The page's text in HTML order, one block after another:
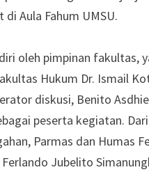
Aula Fahum UMSU.
oleh pimpinan fakultas,
Hukum Dr. Ismail
diskusi, Benito
peserta kegiatan.
Parmas dan Humas
Jubelito